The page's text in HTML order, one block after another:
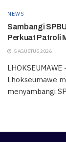
NEWS
Sambangi
Perkuat Patroli
5 AGUSTUS 2026
Lhokseumawe
menyambangi